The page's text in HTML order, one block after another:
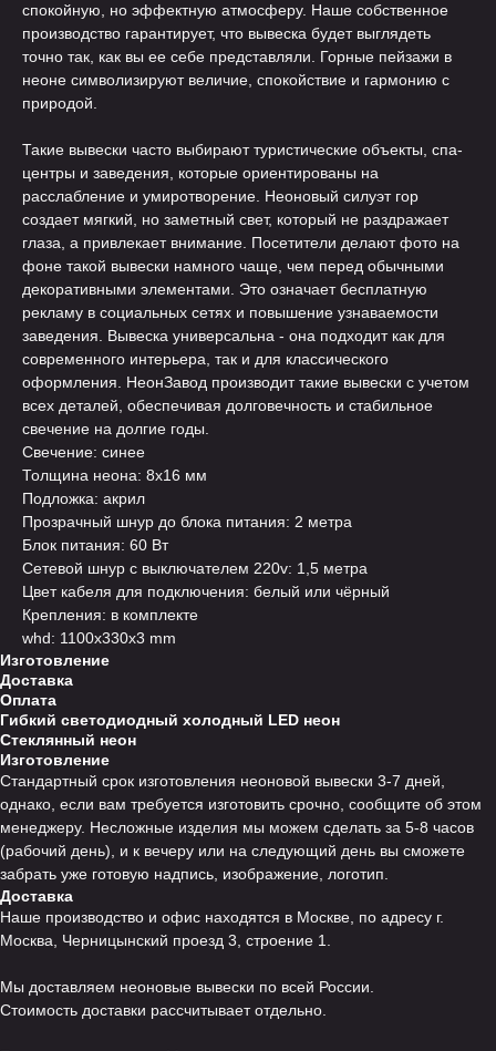
спокойную, но эффектную атмосферу. Наше собственное
производство гарантирует, что вывеска будет выглядеть
точно так, как вы ее себе представляли. Горные пейзажи в
неоне символизируют величие, спокойствие и гармонию с
природой.
Такие вывески часто выбирают туристические объекты, спа-
центры и заведения, которые ориентированы на
расслабление и умиротворение. Неоновый силуэт гор
создает мягкий, но заметный свет, который не раздражает
глаза, а привлекает внимание. Посетители делают фото на
фоне такой вывески намного чаще, чем перед обычными
декоративными элементами. Это означает бесплатную
рекламу в социальных сетях и повышение узнаваемости
заведения. Вывеска универсальна - она подходит как для
современного интерьера, так и для классического
оформления. НеонЗавод производит такие вывески с учетом
всех деталей, обеспечивая долговечность и стабильное
свечение на долгие годы.
Свечение: синее
Толщина неона: 8х16 мм
Подложка: акрил
Прозрачный шнур до блока питания: 2 метра
Блок питания: 60 Вт
Сетевой шнур с выключателем 220v: 1,5 метра
Цвет кабеля для подключения: белый или чёрный
Крепления: в комплекте
whd: 1100x330x3 mm
Изготовление
Доставка
Оплата
Гибкий светодиодный холодный LED неон
Стеклянный неон
Изготовление
Стандартный срок изготовления неоновой вывески 3-7 дней,
однако, если вам требуется изготовить срочно, сообщите об этом
менеджеру. Несложные изделия мы можем сделать за 5-8 часов
(рабочий день), и к вечеру или на следующий день вы сможете
забрать уже готовую надпись, изображение, логотип.
Доставка
Наше производство и офис находятся в Москве, по адресу г.
Москва, Черницынский проезд 3, строение 1.
Мы доставляем неоновые вывески по всей России.
Стоимость доставки рассчитывает отдельно.